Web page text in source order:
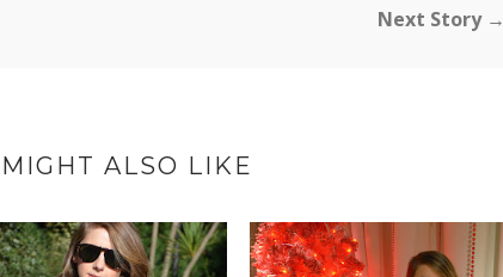
Next Story →
ALSO LIKE